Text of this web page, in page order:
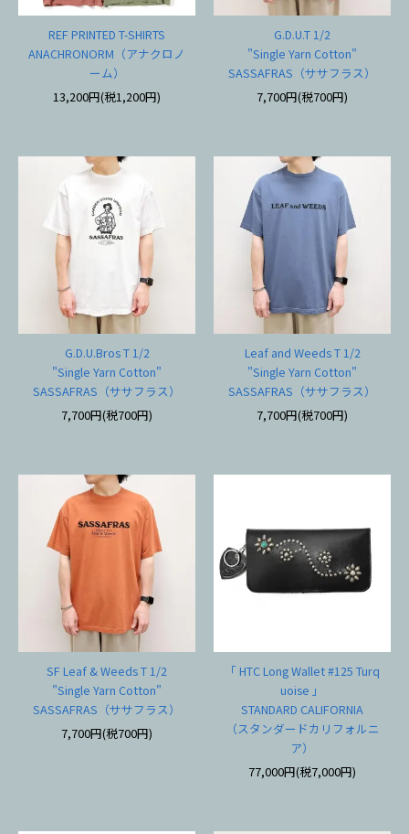
REF PRINTED T-SHIRTS
ANACHRONORM（アナクロノ
ーム）
13,200円(税1,200円)
G.D.U.T 1/2
"Single Yarn Cotton"
SASSAFRAS（ササフラス）
7,700円(税700円)
G.D.U.Bros T 1/2
"Single Yarn Cotton"
SASSAFRAS（ササフラス）
7,700円(税700円)
Leaf and Weeds T 1/2
"Single Yarn Cotton"
SASSAFRAS（ササフラス）
7,700円(税700円)
SF Leaf & Weeds T 1/2
"Single Yarn Cotton"
SASSAFRAS（ササフラス）
7,700円(税700円)
「 HTC Long Wallet #125 Turq
uoise 」
STANDARD CALIFORNIA
（スタンダードカリフォルニ
ア）
77,000円(税7,000円)